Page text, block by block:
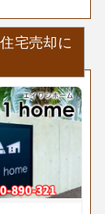
宅売却に